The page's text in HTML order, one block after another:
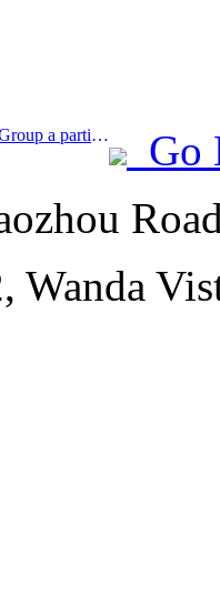
Prev:Le groupe China Tourism Group a participé à l'Exposition internationale d'importation de Chine pendant huit années consécutives, signant des contrats d'une valeur de plus d'un milliard de dollars américains.
Go
Wanda